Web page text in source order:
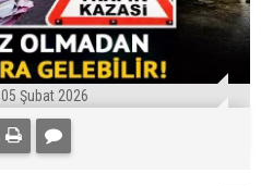
05 Şubat 2026